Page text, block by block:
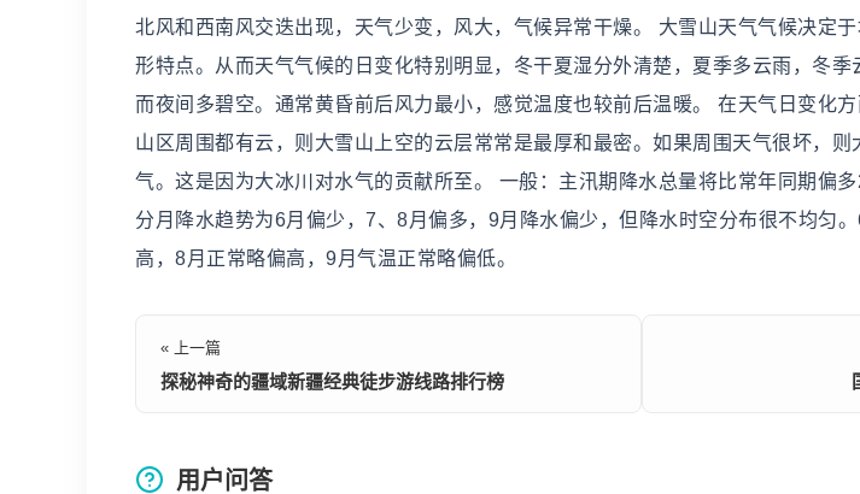
北风和西南风交迭出现，天气少变，风大，气候异常干燥。 大雪山天气气候决定
形特点。从而天气气候的日变化特别明显，冬干夏湿分外清楚，夏季多云雨，冬季
而夜间多碧空。通常黄昏前后风力最小，感觉温度也较前后温暖。 在天气日变化
山区周围都有云，则大雪山上空的云层常常是最厚和最密。如果周围天气很坏，则
气。这是因为大冰川对水气的贡献所至。 一般：主汛期降水总量将比常年同期偏
分月降水趋势为6月偏少，7、8月偏多，9月降水偏少，但降水时空分布很不均匀
高，8月正常略偏高，9月气温正常略偏低。
« 上一篇
探秘神奇的疆域新疆经典徒步游线路排行榜
用户问答